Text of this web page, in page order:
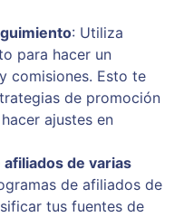
: Utiliza
para hacer un
comisiones. Esto te
de promoción
ajustes en
de varias
de afiliados de
tus fuentes de